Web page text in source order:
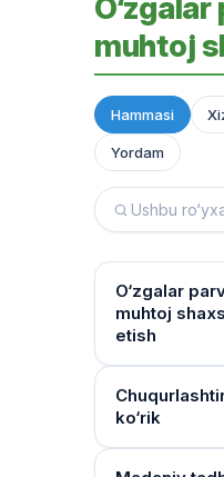
muhtoj
Hammasi
Yordam
O‘zgalar
muhtoj
etish
Yashash
baholaydi?
ko‘rik